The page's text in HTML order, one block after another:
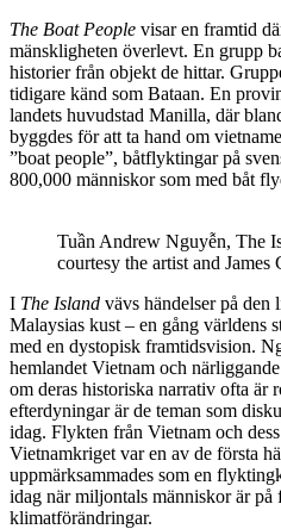
The Boat People visar en framtid
mänskligheten överlevt. En grupp
historier från objekt de hittar.
tidigare känd som Bataan. En
landets huvudstad Manilla, där
byggdes för att ta hand om
”boat people”, båtflyktingar på
800,000 människor som med båt
Tuần Andrew Nguyễn, The
courtesy the artist and
I The Island vävs händelser på
Malaysias kust – en gång världens
med en dystopisk framtidsvision.
hemlandet Vietnam och
om deras historiska narrativ ofta är
efterdyningar är de teman som
idag. Flykten från Vietnam och
Vietnamkriget var en av de första
uppmärksammades som en
idag när miljontals människor är
klimatförändringar.